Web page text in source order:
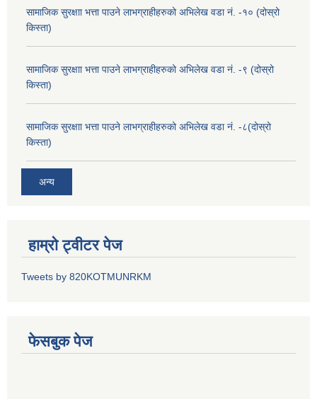
सामाजिक सुरक्षाा भत्ता पाउने लाभग्राहीहरुको अभिलेख वडा नं. -१० (दोस्रो
किस्ता)
सामाजिक सुरक्षाा भत्ता पाउने लाभग्राहीहरुको अभिलेख वडा नं. -९ (दोस्रो
किस्ता)
सामाजिक सुरक्षाा भत्ता पाउने लाभग्राहीहरुको अभिलेख वडा नं. -८(दोस्रो
किस्ता)
अन्य
हाम्रो ट्वीटर पेज
Tweets by 820KOTMUNRKM
फेसबुक पेज